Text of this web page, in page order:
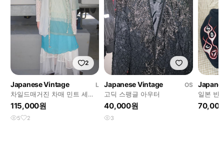
2
Japanese Vintage
L
차일드매거진 차매 민트 세트
판매
115,000원
5 2
Japanese Vintage
OS
고딕 스팽글 아우터
40,000원
3
일본 빈
매